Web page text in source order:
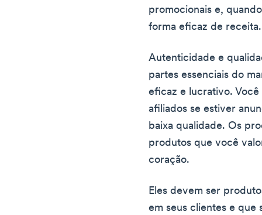
promocionais e,
forma eficaz de receita.
Autenticidade e
partes essenciais do
eficaz e lucrativo.
afiliados se estiver
baixa qualidade. Os
produtos que você
coração.
Eles devem ser
em seus clientes e que